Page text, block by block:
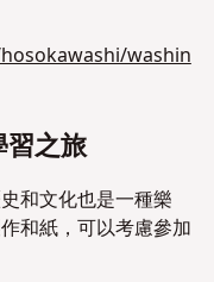
washin
之旅
和文化也是一種樂
和紙，可以考慮參加